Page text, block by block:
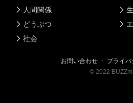
人間関係
どうぶつ
社会
お問い合わせ ・ プライ
© 2022